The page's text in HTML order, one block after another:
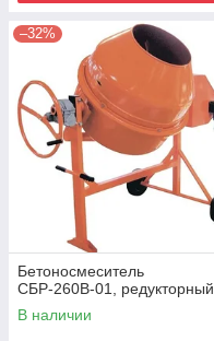
–32%
Бетоносмеситель
СБР-260В-01, редукторный
В наличии